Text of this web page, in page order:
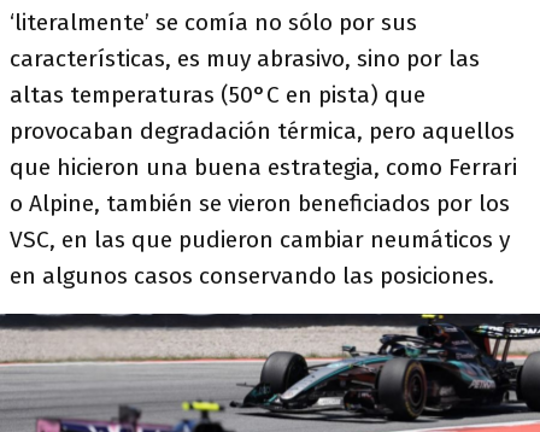
‘literalmente’ se comía no sólo por sus
características, es muy abrasivo, sino por las
altas temperaturas (50°C en pista) que
provocaban degradación térmica, pero aquellos
que hicieron una buena estrategia, como Ferrari
o Alpine, también se vieron beneficiados por los
VSC, en las que pudieron cambiar neumáticos y
en algunos casos conservando las posiciones.